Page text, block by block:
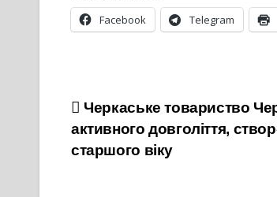
Facebook Telegram
Навігація
записів
Черкаське товариство
активного довголіття,
старшого віку